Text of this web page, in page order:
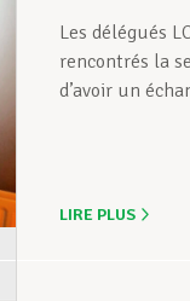
Les délégués
rencontrés la
d’avoir un
LIRE PLUS